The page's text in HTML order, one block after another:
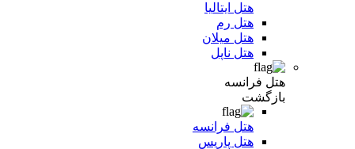
هتل ایتالیا
هتل رم
هتل میلان
هتل ناپل
هتل فرانسه
بازگشت
هتل فرانسه
هتل پاریس